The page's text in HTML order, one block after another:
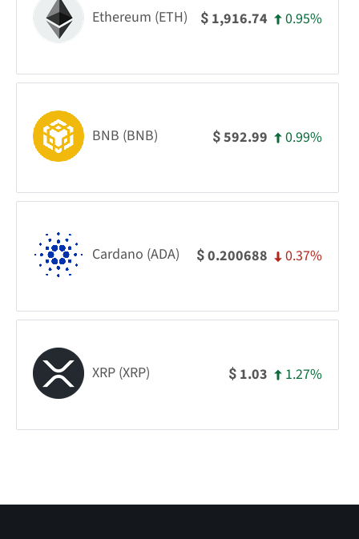
Ethereum (ETH) $ 1,916.74 0.95%
BNB (BNB) $592.99 0.99%
Cardano (ADA) $0.200688 0.37%
XRP (XRP) $ 1.03 1.27%